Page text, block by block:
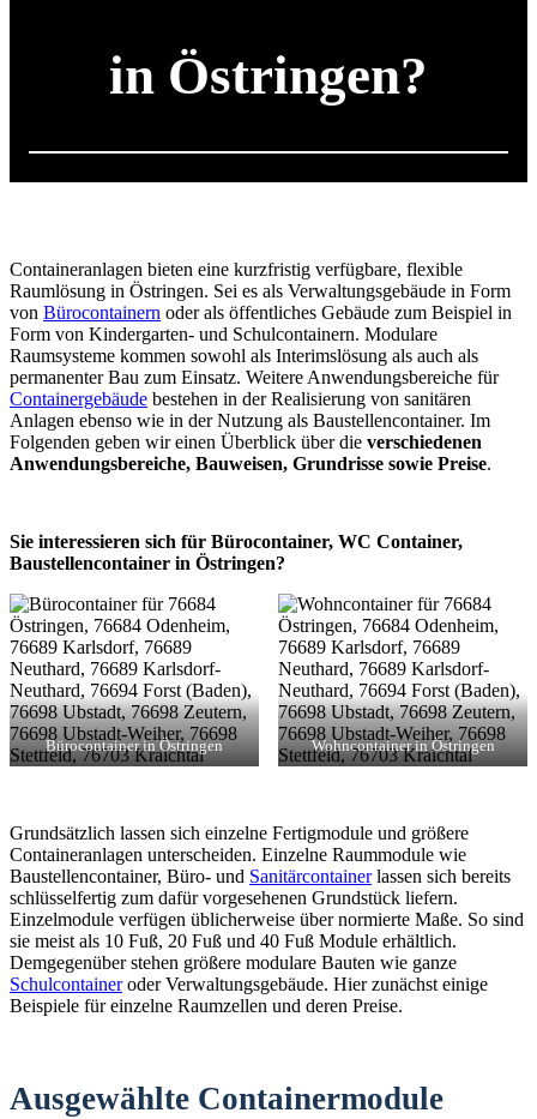
in Östringen?
Containeranlagen bieten eine kurzfristig verfügbare, flexible
Raumlösung in Östringen. Sei es als Verwaltungsgebäude in Form
von Bürocontainern oder als öffentliches Gebäude zum Beispiel in
Form von Kindergarten- und Schulcontainern. Modulare
Raumsysteme kommen sowohl als Interimslösung als auch als
permanenter Bau zum Einsatz. Weitere Anwendungsbereiche für
Containergebäude bestehen in der Realisierung von sanitären
Anlagen ebenso wie in der Nutzung als Baustellencontainer. Im
Folgenden geben wir einen Überblick über die verschiedenen
Anwendungsbereiche, Bauweisen, Grundrisse sowie Preise.
Sie interessieren sich für Bürocontainer, WC Container,
Baustellencontainer in Östringen?
Bürocontainer in Östringen Wohncontainer in Östringen
Grundsätzlich lassen sich einzelne Fertigmodule und größere
Containeranlagen unterscheiden. Einzelne Raummodule wie
Baustellencontainer, Büro- und Sanitärcontainerlassen sich bereits
schlüsselfertig zum dafür vorgesehenen Grundstück liefern.
Einzelmodule verfügen üblicherweise über normierte Maße. So sind
sie meist als 10 Fuß, 20 Fuß und 40 Fuß Module erhältlich.
Demgegenüber stehen größere modulare Bauten wie ganze
Schulcontaineroder Verwaltungsgebäude. Hier zunächst einige
Beispiele für einzelne Raumzellen und deren Preise.
Ausgewählte Containermodule